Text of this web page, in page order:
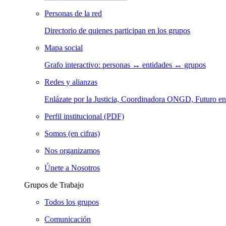
Personas de la red
Directorio de quienes participan en los grupos
Mapa social
Grafo interactivo: personas ↔ entidades ↔ grupos
Redes y alianzas
Enlázate por la Justicia, Coordinadora ONGD, Futuro
Perfil institucional (PDF)
Somos (en cifras)
Nos organizamos
Únete a Nosotros
Grupos de Trabajo
Todos los grupos
Comunicación